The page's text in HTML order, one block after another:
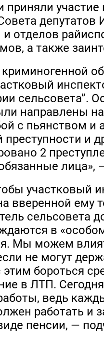
приняли
депутатов
и отделов
а также
сельсовета”.
направлены
с пьянством и
и
2
лица»,
участковый
вверенной ему
сельсовета
в
Мы можем
не могут
бороться
в ЛТП.
ведь
работать и
пенсии, —